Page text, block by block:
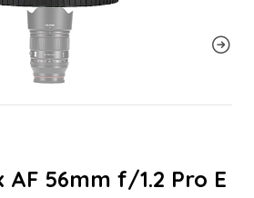
56mm f/1.2 Pro E